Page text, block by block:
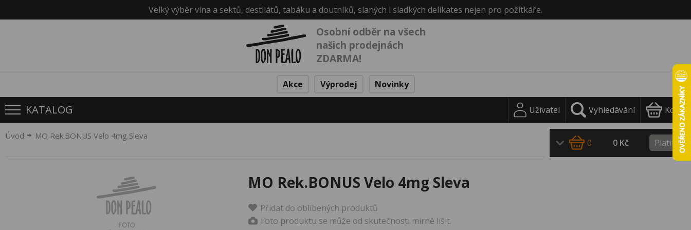
Velký výběr vína a sektů, destilátů, tabáku a doutníků, slaných i sladkých delikates nejen pro požitkáře.
Osobní odběr na všech
našich prodejnách
ZDARMA!
Akce Výprodej Novinky
KATALOG Uživatel Vyhledávání Košík
Úvod MO Rek.BONUS Velo 4mg Sleva
MO Rek.BONUS Velo 4mg Sleva
Přidat do oblíbených produktů
Foto produktu se může od skutečnosti mírně lišit.
0 0 Kč Platit